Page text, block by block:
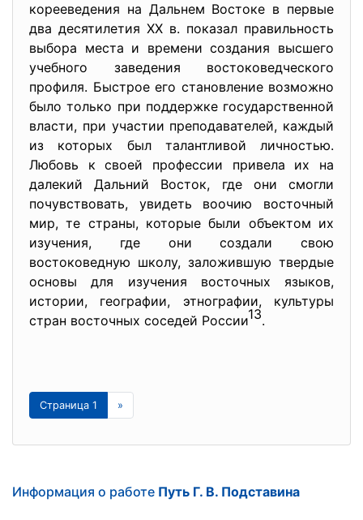
корееведения на Дальнем Востоке в первые
два десятилетия XX в. показал правильность
выбора места и времени создания высшего
учебного заведения востоковедческого
профиля. Быстрое его становление возможно
было только при поддержке государственной
власти, при участии преподавателей, каждый
из которых был талантливой личностью.
Любовь к своей профессии привела их на
далекий Дальний Восток, где они смогли
почувствовать, увидеть воочию восточный
мир, те страны, которые были объектом их
изучения, где они создали свою
востоковедную школу, заложившую твердые
основы для изучения восточных языков,
истории, географии, этнографии, культуры
стран восточных соседей России13.
Страница 1 »
Информация о работе Путь Г. В. Подставина